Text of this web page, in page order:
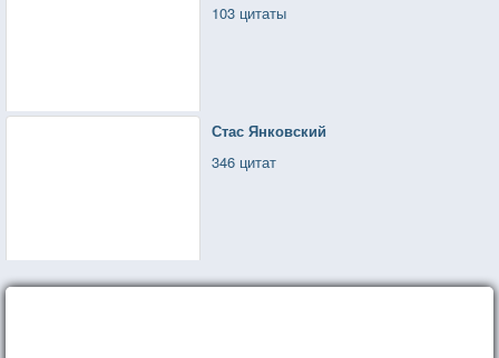
103 цитаты
Стас Янковский
346 цитат